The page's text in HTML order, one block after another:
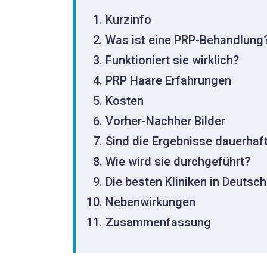
Kurzinfo
Was ist eine PRP-
Funktioniert sie wirklich?
PRP Haare Erfahrungen
Kosten
Vorher-Nachher Bilder
Sind die Ergebnisse
Wie wird sie durchgeführt?
Die besten Kliniken in
Nebenwirkungen
Zusammenfassung